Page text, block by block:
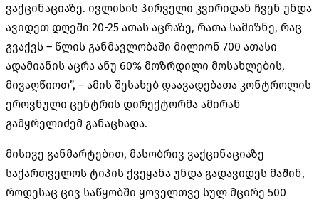
ვაქცინაციაზე. ივლისის პირველი კვირიდან ჩვენ უნდა
ავიდეთ დღეში 20-25 ათას აცრაზე, რათა სამიზნე, რაც
გვაქვს – წლის განმავლობაში მილიონ 700 ათასი
ადამიანის აცრა ანუ 60% მოზრდილი მოსახლების,
მივაღწიოთ”, – ამის შესახებ დაავადებათა კონტროლის
ეროვნული ცენტრის დირექტორმა ამირან
გამყრელიძემ განაცხადა.
მისივე განმარტებით, მასობრივ ვაქცინაციაზე
საქართველოს ტიპის ქვეყანა უნდა გადავიდეს მაშინ,
როდესაც ცივ საწყობში ყოველთვე სულ მცირე 500